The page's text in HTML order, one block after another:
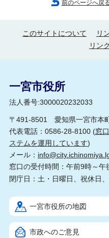
前のページへ戻
このサイトについて リ
リン
一宮市役所
法人番号:3000020232033
〒491-8501 愛知県一宮市本
代表電話：0586-28-8100 (窓
ステムを運用しています)
メール：
窓口の受付時間：午前9時～午
閉庁日：土・日曜日、祝休日
一宮市役所の地図
市政へのご意見